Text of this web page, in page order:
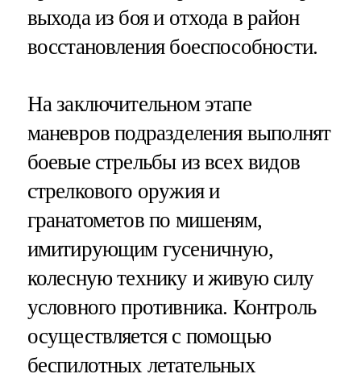
выхода из боя и отхода в район
восстановления боеспособности.
На заключительном этапе
маневров подразделения выполнят
боевые стрельбы из всех видов
стрелкового оружия и
гранатометов по мишеням,
имитирующим гусеничную,
колесную технику и живую силу
условного противника. Контроль
осуществляется с помощью
беспилотных летательных